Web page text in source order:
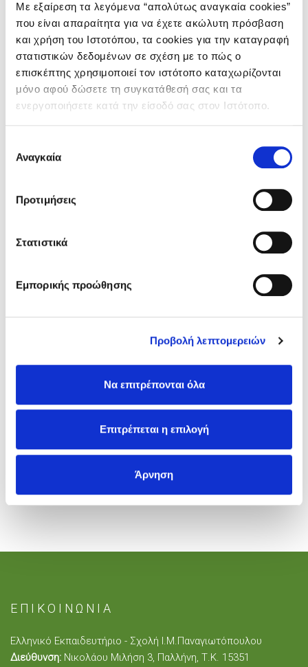
Με εξαίρεση τα λεγόμενα “απολύτως αναγκαία cookies”
που είναι απαραίτητα για να έχετε ακώλυτη πρόσβαση
και χρήση του Ιστοτόπου, τα cookies για την καταγραφή
στατιστικών δεδομένων σε σχέση με το πώς ο
επισκέπτης χρησιμοποιεί τον ιστότοπο καταχωρίζονται
μόνο αφού δώσετε τη συγκατάθεσή σας και τα
ενεργοποιήσετε κατά την είσοδό σας στον Ιστότοπο.
συγκατάθεσης
Αναγκαία
Προτιμήσεις
Στατιστικά
Εμπορικής προώθησης
Προβολή λεπτομερειών
Να επιτρέπονται όλα
Επιτρέπεται η επιλογή
Άρνηση
E-CANTEEN
ΕΙΣΟΔΟΣ
ΕΠΙΚΟΙΝΩΝΙΑ
Ελληνικό Εκπαιδευτήριο - Σχολή Ι.Μ.Παναγιωτόπουλου
Διεύθυνση: Νικολάου Μιλήση 3, Παλλήνη, Τ.Κ. 15351